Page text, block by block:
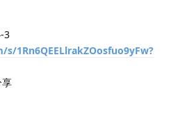
3
1Rn6QEELlrakZOosfuo9yFw?